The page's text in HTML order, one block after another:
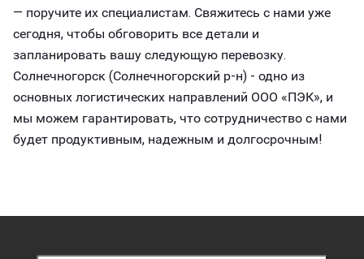
— поручите их специалистам. Свяжитесь с нами уже
сегодня, чтобы обговорить все детали и
запланировать вашу следующую перевозку.
Солнечногорск (Солнечногорский р-н) - одно из
основных логистических направлений ООО «ПЭК», и
мы можем гарантировать, что сотрудничество с нами
будет продуктивным, надежным и долгосрочным!